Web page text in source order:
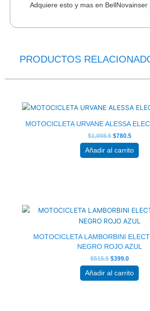
Adquiere esto y mas en BellNovainser
PRODUCTOS
MOTOCICLETA URVANE ALESSA
$1,008.5
original
era:
$1,008.5.
$780.5
actual
es:
Añadir al carrito
MOTOCICLETA LAMBORBINI
NEGRO ROJO AZUL
$515.5
original
era:
$515.5.
$399.0
actual
es:
$399.0.
Añadir al carrito